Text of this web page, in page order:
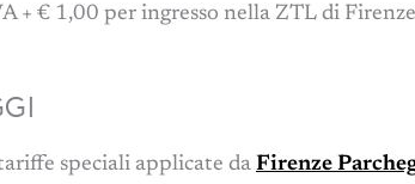
+ € 1,00 per ingresso nella ZTL di Firenze
speciali applicate da Firenze